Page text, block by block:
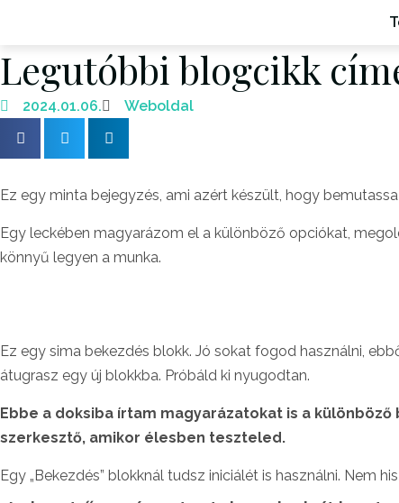
Legutóbbi blogcikk
2024.01.06. Weboldal
Ez egy minta bejegyzés, ami azért készült, hogy
Egy leckében magyarázom el a különböző opciókat,
könnyű legyen a munka.
Ez egy sima bekezdés blokk. Jó sokat fogod használni,
átugrasz egy új blokkba. Próbáld ki nyugodtan.
Ebbe a doksiba írtam magyarázatokat is a
szerkesztő, amikor élesben teszteled.
Egy „Bekezdés” blokknál tudsz iniciálét is használni. Nem